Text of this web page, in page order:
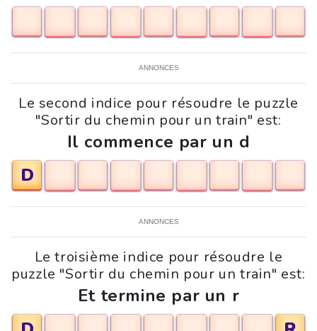
ANNONCES
Le second indice pour résoudre le puzzle
"Sortir du chemin pour un train" est:
Il commence par un d
D
ANNONCES
Le troisième indice pour résoudre le
puzzle "Sortir du chemin pour un train" est:
Et termine par un r